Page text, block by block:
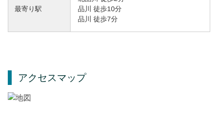
最寄り駅 品川 徒歩10分
品川 徒歩7分
アクセスマップ